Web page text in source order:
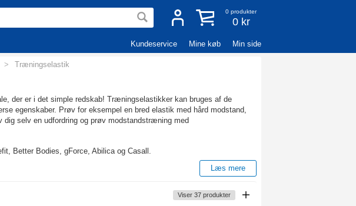
0 produkter
0 kr
Kundeservice Mine køb Min side
> Træningselastik
der er i det simple redskab! Træningselastikker kan bruges af de
egenskaber. Prøv for eksempel en bred elastik med hård modstand,
selv en udfordring og prøv modstandstræning med
Better Bodies, gForce, Abilica og Casall.
fylder ingenting derhjemme, er lette at bruge og er et relativt
Læs mere
Viser 37 produkter